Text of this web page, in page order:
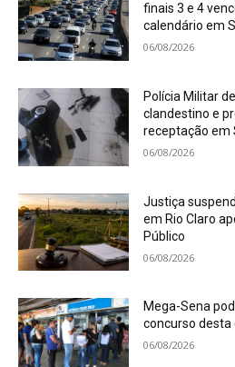
finais 3 e 4
calendário em
06/08/2026
Polícia Militar
clandestino e
receptação em
06/08/2026
Justiça
em Rio Claro
Público
06/08/2026
Mega-Sena
concurso
06/08/2026